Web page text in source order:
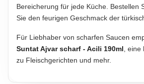
Bereicherung für jede Küche. Bestellen
Sie den feurigen Geschmack der
Für Liebhaber von scharfen Saucen
Suntat Ajvar scharf - Acili 190ml ,
zu Fleischgerichten und mehr.